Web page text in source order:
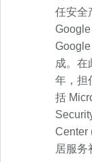
任安全
成。在
年，担
括
Center
居服务